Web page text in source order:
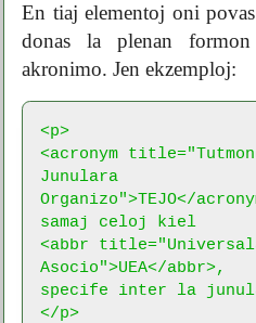
En tiaj elementoj oni
donas la plenan
akronimo. Jen ekzemploj:
<p>
<acronym
Junulara
Organizo">TEJO</
samaj celoj kiel
<abbr
Asocio">UEA</abbr>,
specife inter la
</p>